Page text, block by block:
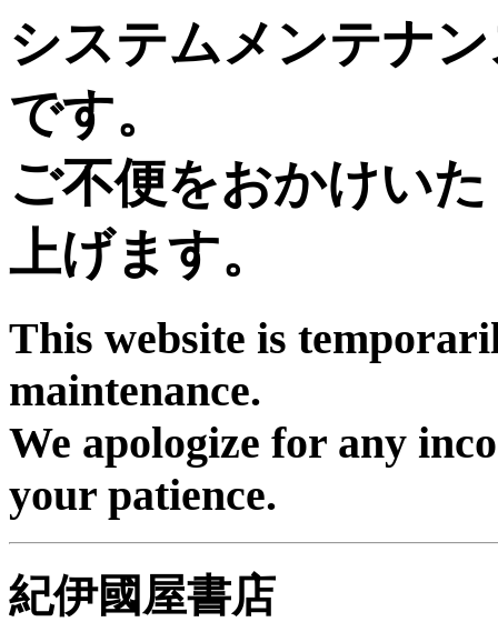
システムメンテナ
です。
ご不便をおかけい
上げます。
This website is
maintenance.
We apologize for any
your patience.
紀伊國屋書店